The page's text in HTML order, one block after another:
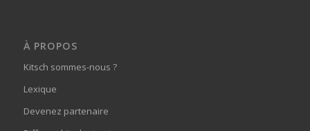
À PROPOS
Kitsch sommes-nous ?
Lexique
Devenez partenaire